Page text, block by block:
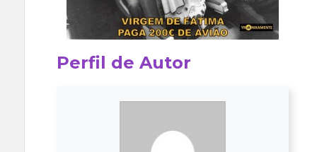
Perfil de Autor